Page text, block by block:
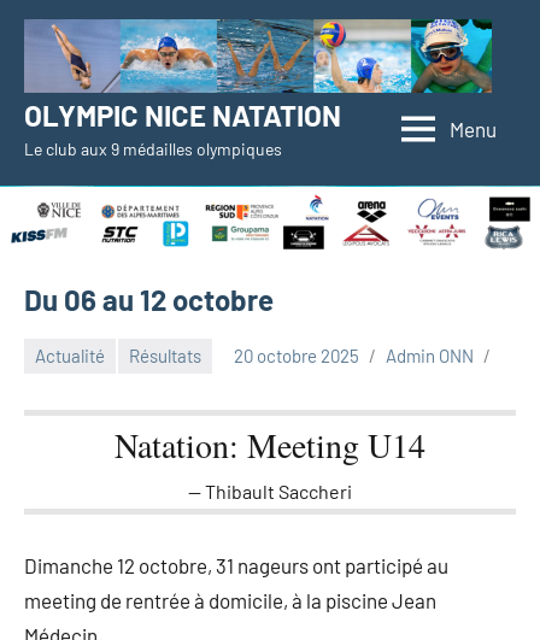
Aller
OLYMPIC NICE NATATION
Le club aux 9 médailles olympiques
Menu
Du 06 au 12 octobre
Actualité Résultats 20 octobre 2025 Admin ONN
Natation: Meeting U14
Thibault Saccheri
Dimanche 12 octobre, 31 nageurs ont participé au
meeting de rentrée à domicile, à la piscine Jean
Médecin.